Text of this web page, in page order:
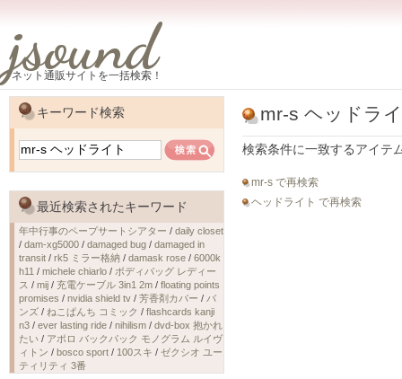
jsound
ネット通販サイトを一括検索！
mr-s ヘッドラ
検索条件に一致するアイテ
mr-s で再検索
ヘッドライト で再検索
キーワード検索
最近検索されたキーワード
年中行事のペープサートシアター / daily closet
/ dam-xg5000 / damaged bug / damaged in
transit / rk5 ミラー格納 / damask rose / 6000k
h11 / michele chiarlo / ボディバッグ レディー
ス / mij / 充電ケーブル 3in1 2m / floating points
promises / nvidia shield tv / 芳香剤カバー / バ
ンズ / ねこぱんち コミック / flashcards kanji
n3 / ever lasting ride / nihilism / dvd-box 抱かれ
たい / アポロ バックパック モノグラム ルイヴ
ィトン / bosco sport / 100スキ / ゼクシオ ユー
ティリティ 3番